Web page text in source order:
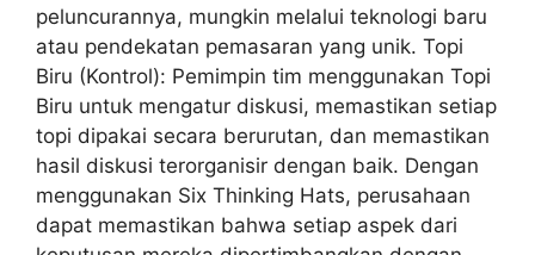
peluncurannya, mungkin melalui teknologi baru
atau pendekatan pemasaran yang unik. Topi
Biru (Kontrol): Pemimpin tim menggunakan Topi
Biru untuk mengatur diskusi, memastikan setiap
topi dipakai secara berurutan, dan memastikan
hasil diskusi terorganisir dengan baik. Dengan
menggunakan Six Thinking Hats, perusahaan
dapat memastikan bahwa setiap aspek dari